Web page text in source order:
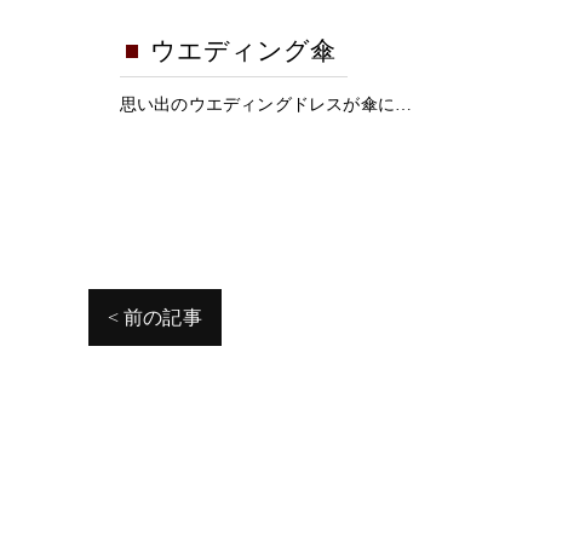
ウエディング傘
思い出のウエディングドレスが傘に…
< 前の記事